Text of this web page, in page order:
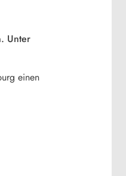
Unter
einen